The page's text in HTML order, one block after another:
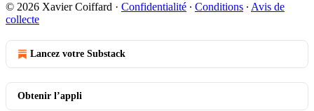
© 2026 Xavier Coiffard · Confidentialité ∙ Conditions ∙ Avis de
collecte
Lancez votre Substack
Obtenir l’appli